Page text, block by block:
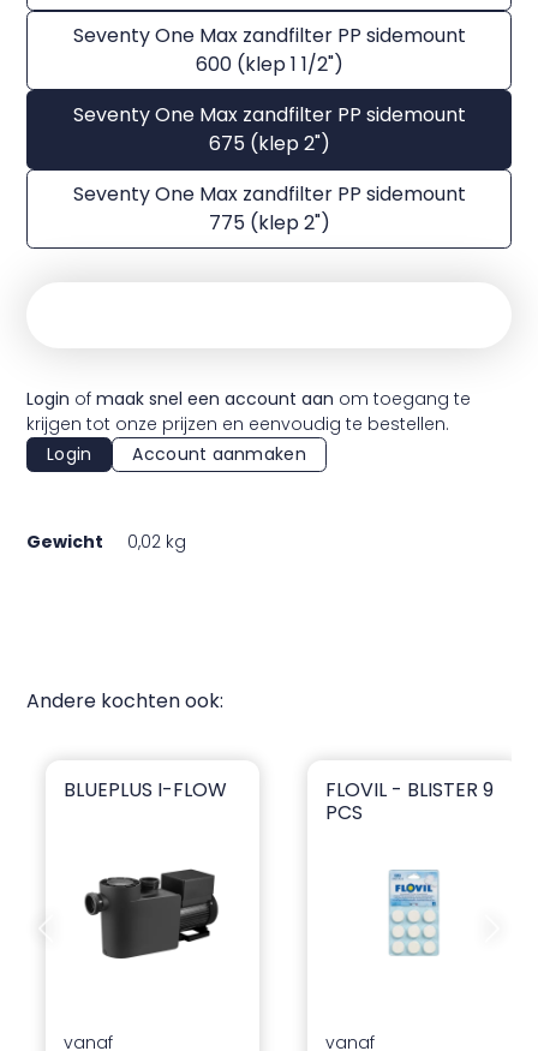
Seventy One Max zandfilter PP sidemount
600 (klep 1 1/2")
Seventy One Max zandfilter PP sidemount
675 (klep 2")
Seventy One Max zandfilter PP sidemount
775 (klep 2")
Login of maak snel een account aan om toegang te
krijgen tot onze prijzen en eenvoudig te bestellen.
Login
Account aanmaken
Gewicht 0,02 kg
Andere kochten ook:
blueplus I-flow
BLUEPLUS I-FLOW
vanaf
Flovil - Blister 9 pcs
FLOVIL - BLISTER 9
PCS
vanaf
Vorige dia